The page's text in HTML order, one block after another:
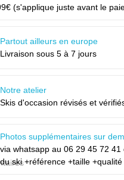
(s'applique juste avant le
Partout ailleurs en europe
Livraison sous 5 à 7 jours
Notre atelier
Skis d'occasion révisés et
Photos supplémentaires sur
via whatsapp au 06 29 45 72 41
du ski +référence +taille +qualité